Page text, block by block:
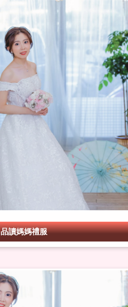
品讀媽媽禮服